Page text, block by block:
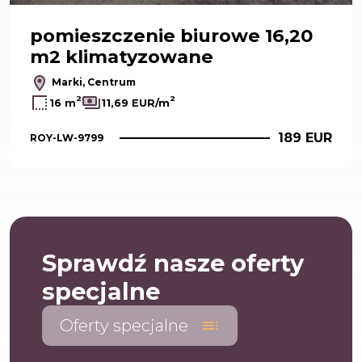
pomieszczenie biurowe 16,20
m2 klimatyzowane
Marki, Centrum
16 m2 11,69 EUR/m2
ROY-LW-9799 189 EUR
Sprawdź nasze oferty
specjalne
Oferty specjalne toc